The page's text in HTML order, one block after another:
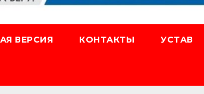
ВЕРСИЯ КОНТАКТЫ УСТАВ